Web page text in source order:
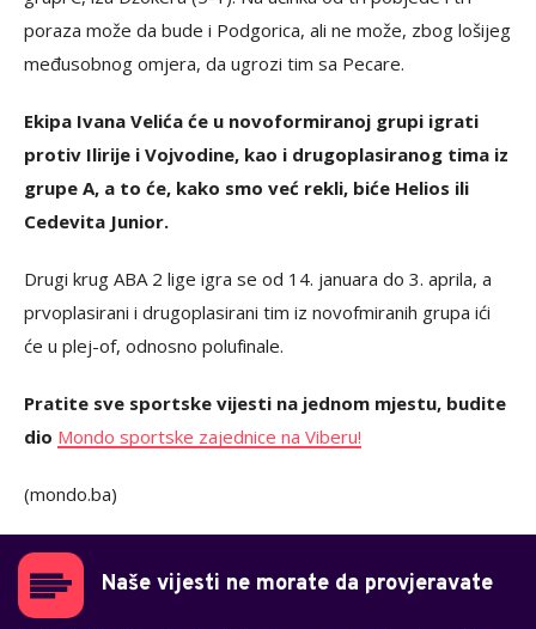
poraza može da bude i Podgorica, ali ne može, zbog lošijeg
međusobnog omjera, da ugrozi tim sa Pecare.
Ekipa Ivana Velića će u novoformiranoj grupi igrati
protiv Ilirije i Vojvodine, kao i drugoplasiranog tima iz
grupe A, a to će, kako smo već rekli, biće Helios ili
Cedevita Junior.
Drugi krug ABA 2 lige igra se od 14. januara do 3. aprila, a
prvoplasirani i drugoplasirani tim iz novofmiranih grupa ići
će u plej-of, odnosno polufinale.
Pratite sve sportske vijesti na jednom mjestu, budite
dio Mondo sportske zajednice na Viberu!
(mondo.ba)
Naše vijesti ne morate da provjeravate